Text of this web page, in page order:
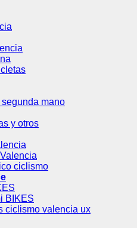
mano
y otros
ciclismo
BIKES
ciclismo valencia ux